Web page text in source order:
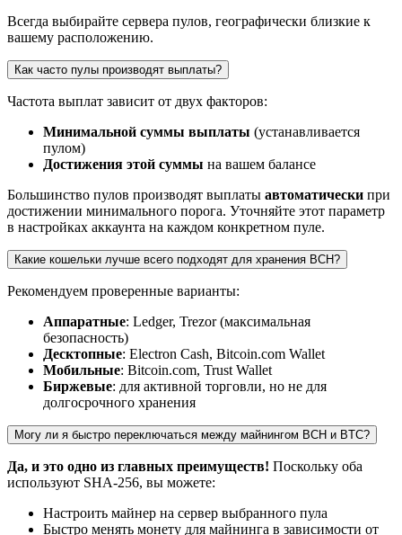
Всегда выбирайте сервера пулов, географически близкие к
вашему расположению.
Как часто пулы производят выплаты?
Частота выплат зависит от двух факторов:
Минимальной суммы выплаты (устанавливается
пулом)
Достижения этой суммы на вашем балансе
Большинство пулов производят выплаты автоматически при
достижении минимального порога. Уточняйте этот параметр
в настройках аккаунта на каждом конкретном пуле.
Какие кошельки лучше всего подходят для хранения BCH?
Рекомендуем проверенные варианты:
Аппаратные: Ledger, Trezor (максимальная
безопасность)
Десктопные: Electron Cash, Bitcoin.com Wallet
Мобильные: Bitcoin.com, Trust Wallet
Биржевые: для активной торговли, но не для
долгосрочного хранения
Могу ли я быстро переключаться между майнингом BCH и BTC?
Да, и это одно из главных преимуществ! Поскольку оба
используют SHA-256, вы можете:
Настроить майнер на сервер выбранного пула
Быстро менять монету для майнинга в зависимости от